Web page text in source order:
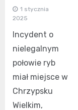
1 stycznia
2025
Incydent o
nielegalnym
połowie ryb
miał miejsce w
Chrzypsku
Wielkim,